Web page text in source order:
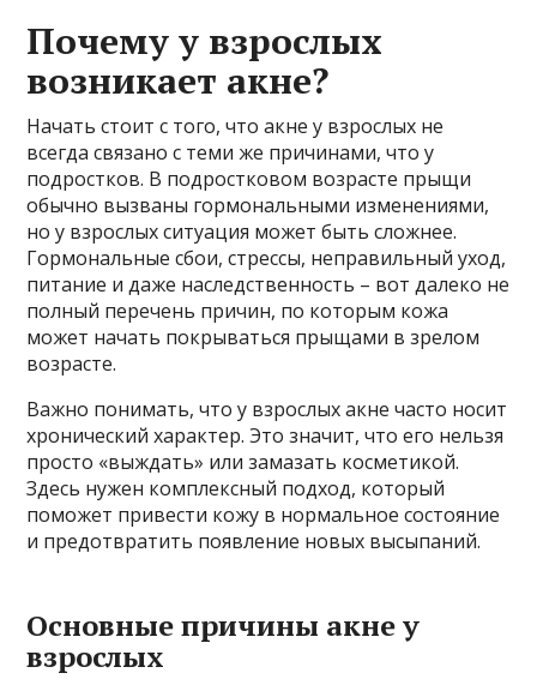
Почему у взрослых
возникает акне?
Начать стоит с того, что акне у взрослых не
всегда связано с теми же причинами, что у
подростков. В подростковом возрасте прыщи
обычно вызваны гормональными изменениями,
но у взрослых ситуация может быть сложнее.
Гормональные сбои, стрессы, неправильный уход,
питание и даже наследственность – вот далеко не
полный перечень причин, по которым кожа
может начать покрываться прыщами в зрелом
возрасте.
Важно понимать, что у взрослых акне часто носит
хронический характер. Это значит, что его нельзя
просто «выждать» или замазать косметикой.
Здесь нужен комплексный подход, который
поможет привести кожу в нормальное состояние
и предотвратить появление новых высыпаний.
Основные причины акне у
взрослых